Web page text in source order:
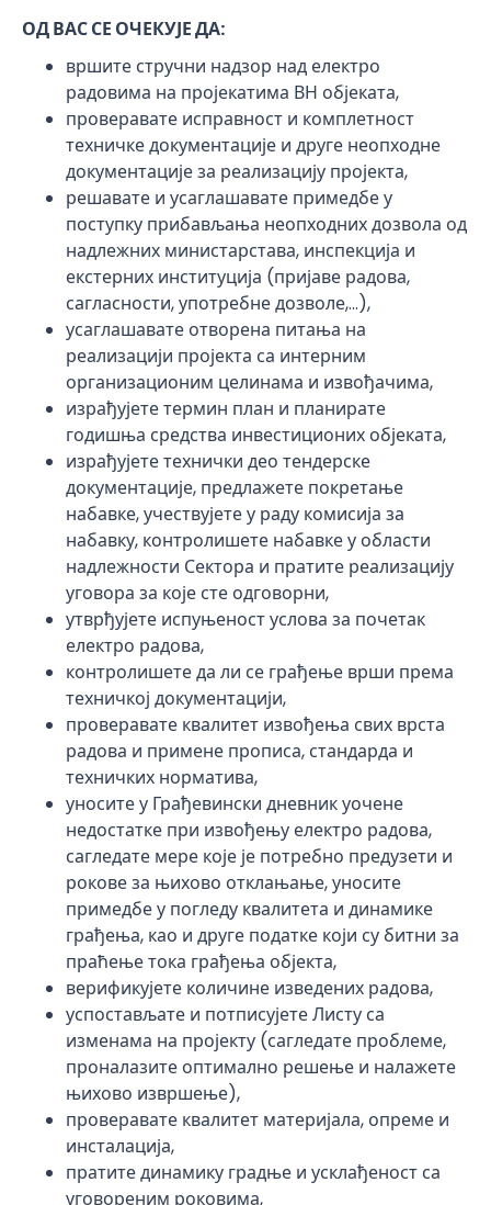
ОД ВАС СЕ ОЧЕКУЈЕ ДА:
вршите стручни надзор над електро
радовима на пројекатима ВН објеката,
проверавате исправност и комплетност
техничке документације и друге неопходне
документације за реализацију пројекта,
решавате и усаглашавате примедбе у
поступку прибављања неопходних дозвола од
надлежних министарстава, инспекција и
екстерних институција (пријаве радова,
сагласности, употребне дозволе,...),
усаглашавате отворена питања на
реализацији пројекта са интерним
организационим целинама и извођачима,
израђујете термин план и планирате
годишња средства инвестиционих објеката,
израђујете технички део тендерске
документације, предлажете покретање
набавке, учествујете у раду комисија за
набавку, контролишете набавке у области
надлежности Сектора и пратите реализацију
уговора за које сте одговорни,
утврђујете испуњеност услова за почетак
електро радова,
контролишете да ли се грађење врши према
техничкој документацији,
проверавате квалитет извођења свих врста
радова и примене прописа, стандарда и
техничких норматива,
уносите у Грађевински дневник уочене
недостатке при извођењу електро радова,
сагледате мере које је потребно предузети и
рокове за њихово отклањање, уносите
примедбе у погледу квалитета и динамике
грађења, као и друге податке који су битни за
праћење тока грађења објекта,
верификујете количине изведених радова,
успостављате и потписујете Листу са
изменама на пројекту (сагледате проблеме,
проналазите оптимално решење и налажете
њихово извршење),
проверавате квалитет материјала, опреме и
инсталација,
пратите динамику градње и усклађеност са
уговореним роковима,